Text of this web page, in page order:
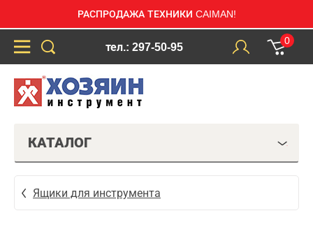
РАСПРОДАЖА ТЕХНИКИ CAIMAN!
тел.: 297-50-95
0
КАТАЛОГ
Ящики для инструмента